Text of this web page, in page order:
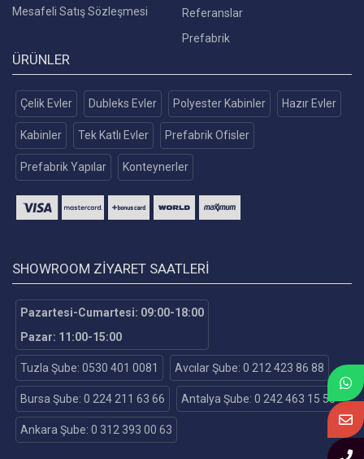
Mesafeli Satış Sözleşmesi
Referanslar
Prefabrik
ÜRÜNLER
Çelik Evler Dubleks Evler Polyester Kabinler Hazır Evler
Kabinler Tek Katlı Evler Prefabrik Ofisler
Prefabrik Yapılar Konteynerler
SHOWROOM ZIYARET SAATLERI
Pazartesi-Cumartesi: 09:00-18:00
Pazar: 11:00-15:00
Tuzla Şube: 0530 401 0081 Avcılar Şube: 0 212 423 86 88
Bursa Şube: 0 224 211 63 66 Antalya Şube: 0 242 463 15 55
Ankara Şube: 0 312 393 00 63